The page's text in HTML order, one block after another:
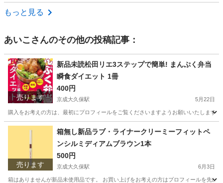
千葉 柏市
もっと見る
あいこ さんのその他の投稿記事：
売ります
新品未読松田リエ3ステップで簡単! まんぷく弁当
瞬食ダイエット 1冊
400円
京成大久保駅 5月22日
購入をお考えの方は、最初にプロフィールをご覧くださいますようお願いいたしま
千葉 習志野市 京成大久保駅 本/CD/DVD
売ります
箱無し新品ラブ・ライナークリーミーフィットペ
ンシルミディアムブラウン1本
500円
京成大久保駅 6月3日
箱はありませんが新品未使用品です。 お買い上げをお考えの方はプロフィールを先